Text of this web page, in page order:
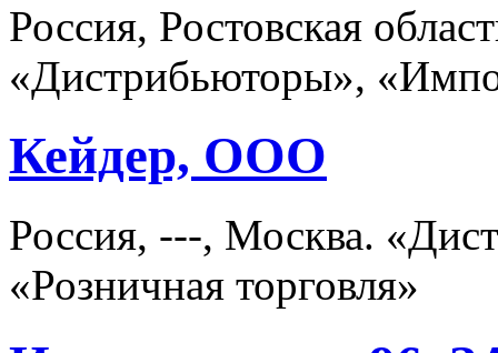
Россия, Ростовская
«Дистрибьюторы»,
Кейдер, ООО
Россия, ---, Москва.
«Розничная торговля»